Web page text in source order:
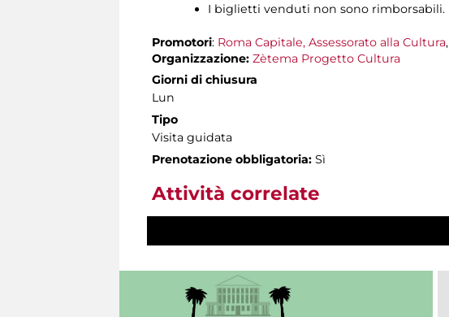
I biglietti venduti non sono rimborsabili.
Promotori: Roma Capitale, Assessorato alla Cultura,
Organizzazione: Zètema Progetto Cultura
Giorni di chiusura
Lun
Tipo
Visita guidata
Prenotazione obbligatoria: Sì
Attività correlate